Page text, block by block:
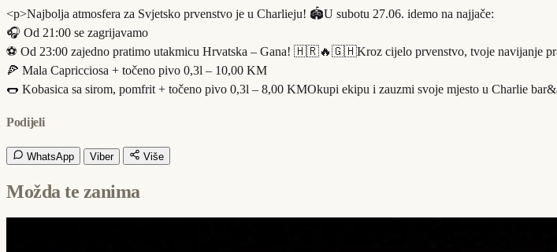
<p>Najbolja atmosfera za Svjetsko prvenstvo je u Charlieju! 🏟️U subotu 27.06. idemo na najjače:
🎧 Od 21:00 se zagrijavamo
⚽ Od 23:00 zajedno pratimo utakmicu Hrvatska – Gana! 🇭🇷🔥🇬🇭Kroz cijelo prvenstvo, tvoje navijanje
🍕 Mala Capricciosa + točeno pivo 0,3l – 10,00 KM
🌭 Kobasica sa sirom, pomfrit + točeno pivo 0,3l – 8,00 KMOkupi ekipu i zauzmi svoje mjesto u Charlie
Podijeli
WhatsApp Viber Više
Možda te zanima